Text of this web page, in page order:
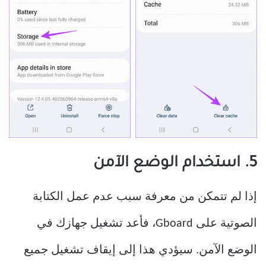
5. استخدام الوضع الآمن
إذا لم تتمكن من معرفة سبب عدم عمل الكتابة
الصوتية على Gboard، فأعد تشغيل جهازك في
الوضع الآمن. سيؤدي هذا إلى إيقاف تشغيل جميع